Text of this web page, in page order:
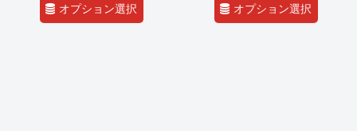
オプション選択 オプション選択